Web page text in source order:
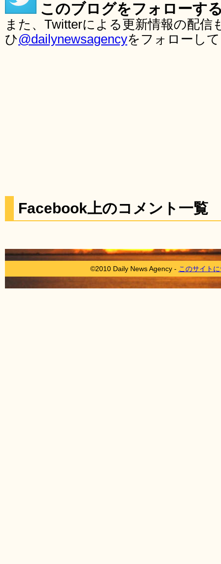
このブログをフォローす
また、Twitterによる更新情報の配
ひ@dailynewsagencyをフォローし
Facebook上のコメント一覧
©2010 Daily News Agency - このサイト